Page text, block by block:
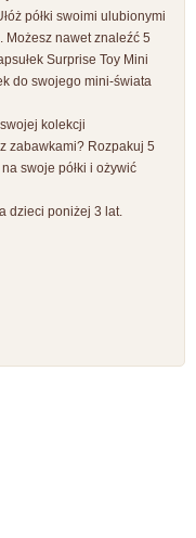
półki swoimi ulubionymi
Możesz nawet znaleźć 5
Surprise Toy Mini
do swojego mini-świata
kolekcji
zabawkami? Rozpakuj 5
swoje półki i ożywić
dzieci poniżej 3 lat.